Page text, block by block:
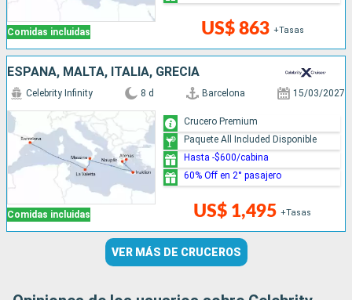
Comidas incluidas US$ 863 +Tasas
ESPAÑA, MALTA, ITALIA, GRECIA
Comidas incluidas
Celebrity Infinity 8 d Barcelona 15/03/2027
US$ 1,495 +Tasas
Crucero Premium
Paquete All Included Disponible
Hasta -$600/cabina
60% Off en 2° pasajero
VER MÁS DE CRUCEROS